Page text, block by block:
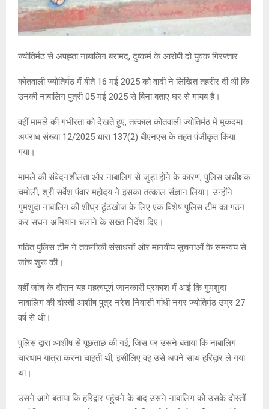
ज्योतिर्मठ से अपह्ता नाबालिग बरामद, दुष्कर्म के आरोपी दो युवक गिरफ्तार
कोतवाली ज्योतिर्मठ में बीते 16 मई 2025 को वादी ने लिखित तहरीर दी थी कि
उनकी नाबालिग पुत्री 05 मई 2025 से बिना बताए घर से गायब है।
वहीं मामले की गंभीरता को देखते हुए, तत्काल कोतवाली ज्योतिर्मठ में मुकदमा
अपराध संख्या 12/2025 धारा 137(2) बीएनएस के तहत पंजीकृत किया
गया।
मामले की संवेदनशीलता और नाबालिग से जुड़ा होने के कारण, पुलिस अधीक्षक
चमोली, श्री सर्वेश पंवार महोदय ने इसका तत्काल संज्ञान लिया। उन्होंने
गुमशुदा नाबालिग की शीघ्र ढूंढखोज के लिए एक विशेष पुलिस टीम का गठन
कर सघन अभियान चलाने के सख्त निर्देश दिए।
गठित पुलिस टीम ने तकनीकी संसाधनों और मानवीय सूचनाओं के समन्वय से
जांच शुरू की।
वहीं जांच के दौरान यह महत्वपूर्ण जानकारी प्रकाश में आई कि गुमशुदा
नाबालिग की दोस्ती आशीष पुत्र नरेश निवासी गांधी नगर ज्योतिर्मठ उम्र 27
वर्ष से थी।
पुलिस द्वारा आशीष से पूछताछ की गई, जिस पर उसने बताया कि नाबालिग
चारधाम यात्रा करना चाहती थी, इसीलिए वह उसे अपने साथ हरिद्वार ले गया
था।
उसने आगे बताया कि हरिद्वार पहुंचने के बाद उसने नाबालिग को उसके दोस्तों